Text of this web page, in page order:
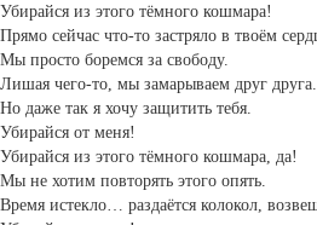
Убирайся из этого тёмного кошмара!
Прямо сейчас что-то застряло в твоём
Мы просто боремся за свободу.
Лишая чего-то, мы замарываем друг друга.
Но даже так я хочу защитить тебя.
Убирайся от меня!
Убирайся из этого тёмного кошмара, да!
Мы не хотим повторять этого опять.
Время истекло… раздаётся колокол,